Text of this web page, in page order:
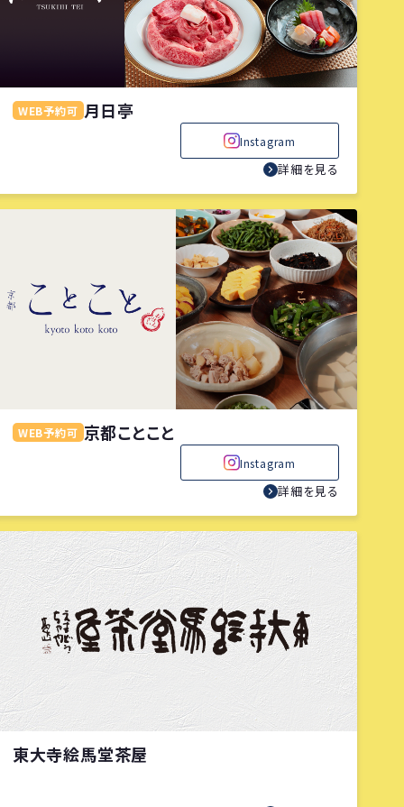
WEB予約可 月日亭
Instagram
詳細を見る
WEB予約可 京都ことこと
Instagram
詳細を見る
東大寺絵馬堂茶屋